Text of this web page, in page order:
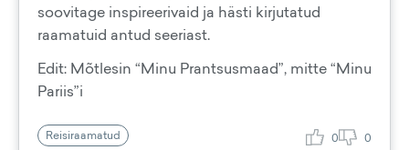
soovitage inspireerivaid ja hästi kirjutatud
raamatuid antud seeriast.
Edit: Mõtlesin “Minu Prantsusmaad”, mitte “Minu
Pariis”i
Reisiraamatud 0 0